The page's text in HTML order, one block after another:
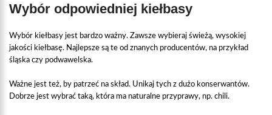
Wybór odpowiedniej kiełbasy
Wybór kiełbasy jest bardzo ważny. Zawsze wybieraj świeżą, wysokiej
jakości kiełbasę. Najlepsze są te od znanych producentów, na przykład
śląska czy podwawelska.
Ważne jest też, by patrzeć na skład. Unikaj tych z dużo konserwantów.
Dobrze jest wybrać taką, która ma naturalne przyprawy, np. chili.